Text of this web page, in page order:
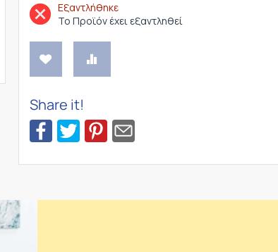
Εξαντλήθηκε
Το Προϊόν έχει εξαντληθεί
Share it!